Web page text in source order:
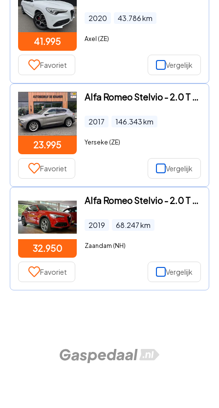
41.995
2020 43.786km
Axel (ZE)
Favoriet Vergelijk
23.995
Alfa Romeo Stelvio - 2.0 T AWD First Edition
2017 146.343km
Yerseke (ZE)
Favoriet Vergelijk
32.950
Alfa Romeo Stelvio - 2.0 T AWD B-Tech | Flippers | Carplay | Pano | Veloce stoel
2019 68.247km
Zaandam (NH)
Favoriet Vergelijk